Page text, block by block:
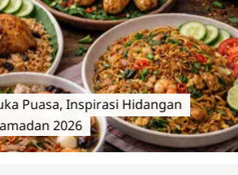
Puasa, Inspirasi Hidangan
2026